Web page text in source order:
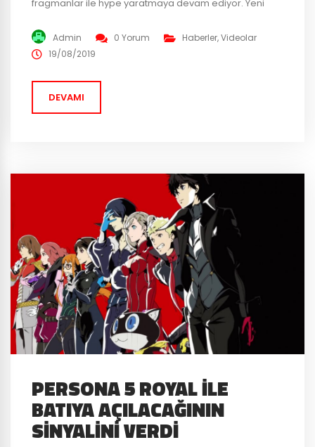
fragmanlar ile hype yaratmaya devam ediyor. Yeni
sürü detay paylaşıldı. Geçmiş oyunlarındaki gibi
Borderlands 4 oyuncuya kadar Co-Op oynanış ile
söylemeden olmaz. PC Gamer‘ın...
Admin 0 Yorum Haberler,Videolar
19/08/2019
DEVAMI
PERSONA 5 ROYAL ILE
BATIYA AÇILACAĞININ
SINYALINI VERDI